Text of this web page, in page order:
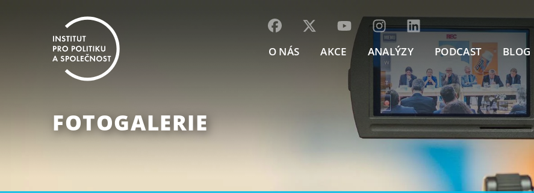
O NÁS AKCE ANALÝZY PODCAST BLOG
FOTOGALERIE